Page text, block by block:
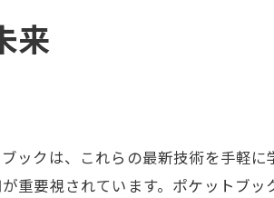
フラ
来
ックは、これらの最新技術を手軽に
重要視されています。ポケットブッ